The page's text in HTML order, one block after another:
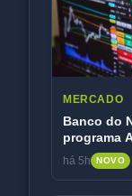
MERCADO
Banco do
programa
há 5h NOVO